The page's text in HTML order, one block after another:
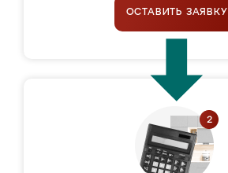
ОСТАВИТЬ ЗАЯВКУ